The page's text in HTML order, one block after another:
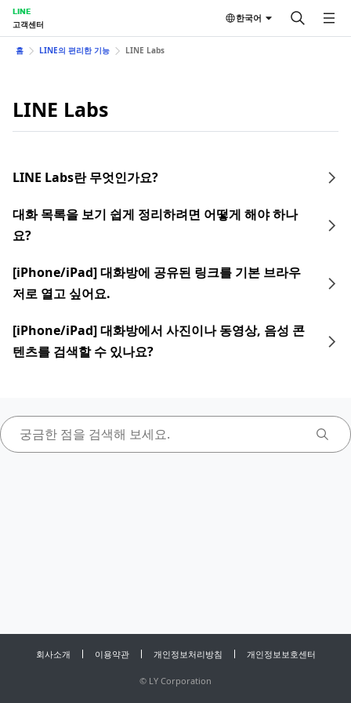
LINE
고객센터
한국어
홈 LINE의 편리한 기능 LINE Labs
LINE Labs
LINE Labs란 무엇인가요?
대화 목록을 보기 쉽게 정리하려면 어떻게 해야 하나
요?
[iPhone/iPad] 대화방에 공유된 링크를 기본 브라우
저로 열고 싶어요.
[iPhone/iPad] 대화방에서 사진이나 동영상, 음성 콘
텐츠를 검색할 수 있나요?
회사소개 이용약관 개인정보처리방침 개인정보보호센터
© LY Corporation